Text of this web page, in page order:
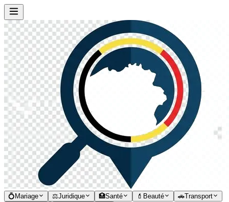
💍 Mariage ⚖️Juridique 🏥Santé 💄 Beauté 🚗Transport